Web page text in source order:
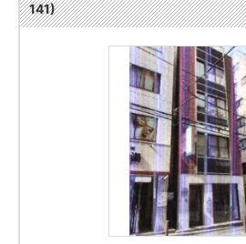
141)